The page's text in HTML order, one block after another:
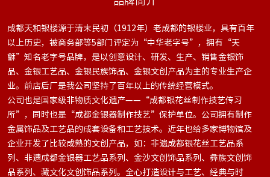
成都天和银楼源于清末民初（1912年）老成都的银楼业，具有百年
以上历史，被商务部等5部门评定为“中华老字号”，拥有“天
龢”知名老字号品牌，是以创意设计、研发、生产、销售金银饰
品、金银工艺品、金银民族饰品、金银文创产品为主的专业生产企
业。前店后厂是我公司坚持了百年以上的传统经营模式。
公司也是国家级非物质文化遗产——“成都银花丝制作技艺传习
所”，同时也是“成都金银器制作技艺”保护单位。公司拥有制作
金属饰品及工艺品的成套设备和工艺技术。近年也给多家博物馆及
企业开发了比较成熟的文创产品，如：非遗成都银花丝工艺品系
列、非遗成都金银器工艺品系列、金沙文创饰品系列、彝族文创饰
品系列、藏文化文创饰品系列。全心打造设计与工艺、经典与时